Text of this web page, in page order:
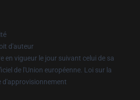
d'auteur
en vigueur le jour suivant celui de sa
de l'Union européenne. Loi sur la
d'approvisionnement